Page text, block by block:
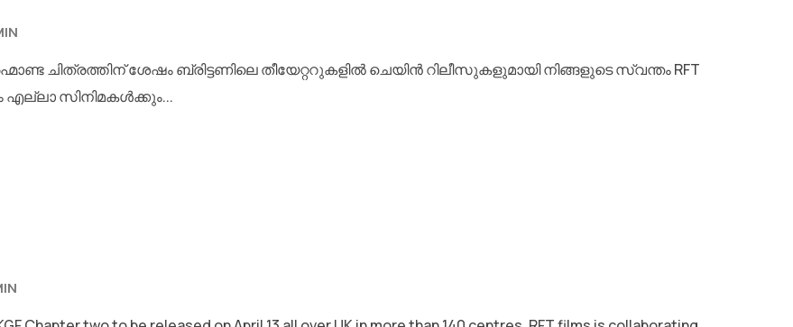
ബ്രഹ്മാണ്ട ചിത്രത്തിന് ശേഷം ബ്രിട്ടണിലെ തീയേറ്ററുകളിൽ ചെയിൻ റിലീസുകളുമായി നിങ്ങളുടെ സ്വന്തം RFT
എല്ലാ സിനിമകൾക്കും...